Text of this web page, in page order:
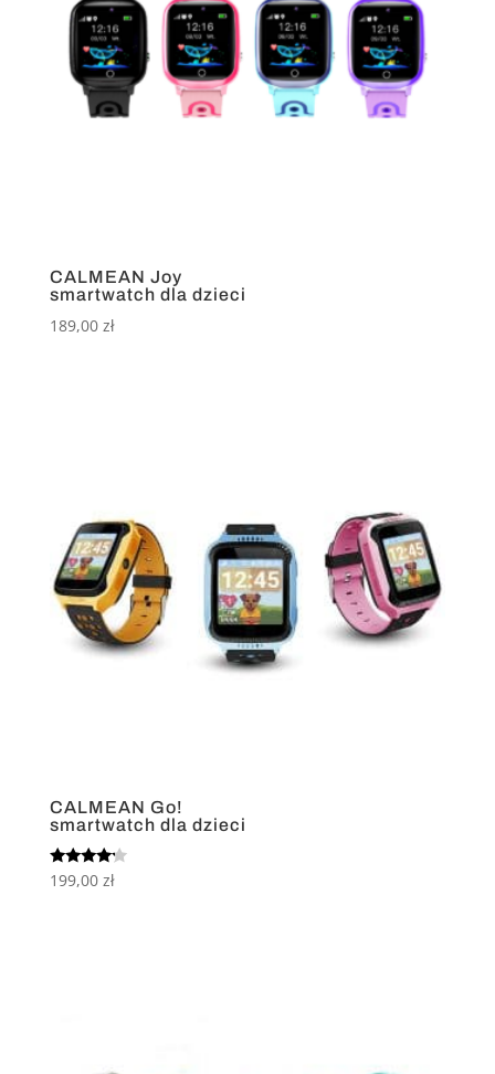
CALMEAN Joy
smartwatch dla dzieci
189,00 zł
CALMEAN Go!
smartwatch dla dzieci
Oceniono
4.00
199,00 zł